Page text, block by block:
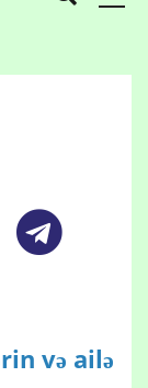
və ailə